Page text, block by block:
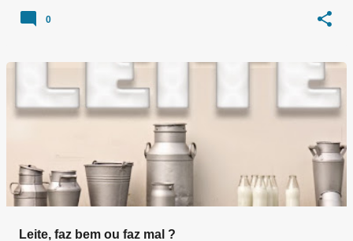
0
Leite, faz bem ou faz mal ?